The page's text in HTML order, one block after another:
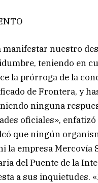
manifestar nuestro
teniendo en
la prórroga de la
de Frontera, y
ninguna
oficiales», enfatizó
que ningún
la empresa Mercovía
del Puente de la
a sus inquietudes.